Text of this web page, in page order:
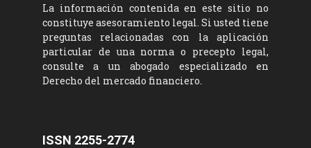
La información contenida en este sitio no
constituye asesoramiento legal. Si usted tiene
preguntas relacionadas con la aplicación
particular de una norma o precepto legal,
consulte a un abogado especializado en
Derecho del mercado financiero.
ISSN 2255-2774